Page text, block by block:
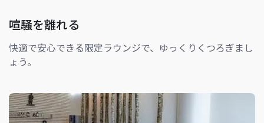
喧騒を離れる
快適で安心できる限定ラウンジで、ゆっくりくつろぎまし
ょう。